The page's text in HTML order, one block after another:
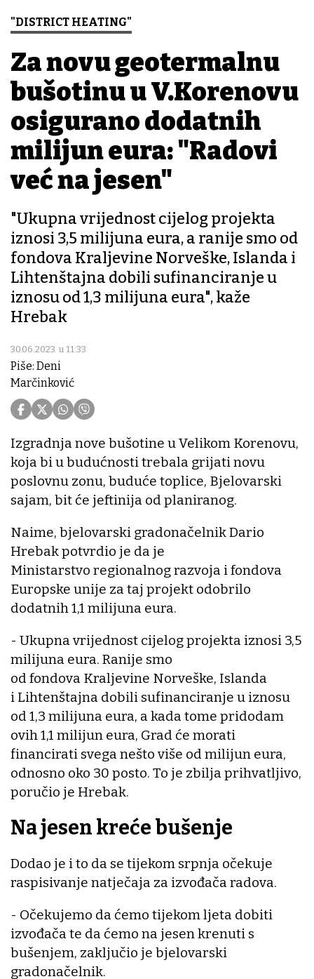
"DISTRICT HEATING"
Za novu geotermalnu
bušotinu u V.Korenovu
osigurano dodatnih
milijun eura: "Radovi
već na jesen"
"Ukupna vrijednost cijelog projekta
iznosi 3,5 milijuna eura, a ranije smo od
fondova Kraljevine Norveške, Islanda i
Lihtenštajna dobili sufinanciranje u
iznosu od 1,3 milijuna eura", kaže
Hrebak
30.06.2023. u 11:33
Piše: Deni
Marčinković
Izgradnja nove bušotine u Velikom Korenovu,
koja bi u budućnosti trebala grijati novu
poslovnu zonu, buduće toplice, Bjelovarski
sajam, bit će jeftinija od planiranog.
Naime, bjelovarski gradonačelnik Dario
Hrebak potvrdio je da je
Ministarstvo regionalnog razvoja i fondova
Europske unije za taj projekt odobrilo
dodatnih 1,1 milijuna eura.
- Ukupna vrijednost cijelog projekta iznosi 3,5
milijuna eura. Ranije smo
od fondova Kraljevine Norveške, Islanda
i Lihtenštajna dobili sufinanciranje u iznosu
od 1,3 milijuna eura, a kada tome pridodam
ovih 1,1 milijun eura, Grad će morati
financirati svega nešto više od milijun eura,
odnosno oko 30 posto. To je zbilja prihvatljivo,
poručio je Hrebak.
Na jesen kreće bušenje
Dodao je i to da se tijekom srpnja očekuje
raspisivanje natječaja za izvođača radova.
- Očekujemo da ćemo tijekom ljeta dobiti
izvođača te da ćemo na jesen krenuti s
bušenjem, zaključio je bjelovarski
gradonačelnik.